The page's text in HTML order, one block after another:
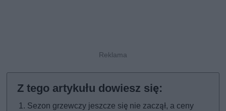
Sezon grzewczy jeszcze się nie zaczął, a ceny